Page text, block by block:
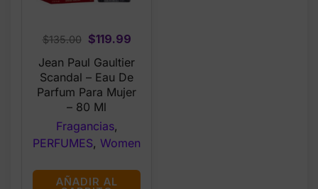
$135.00
Original
price
was:
$135.00.
$119.99Current
is:
$119.99.
Jean Paul Gaultier
Scandal – Eau De
Parfum Para Mujer
– 80 Ml
Fragancias,
PERFUMES, Women
AÑADIR AL